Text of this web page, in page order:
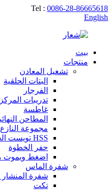
Tel : 0086-28-86665618
English
بيت
منتجات
تشغيل المعادن
البتات الحلقية
الفرجار
تدريبات المركز
غاطسة
المطاحن
مجموعة النازع
HSS تويست الحفر
حفر الخطوة
اضغط ويموت
شفرة الماس
شفرة
تكت